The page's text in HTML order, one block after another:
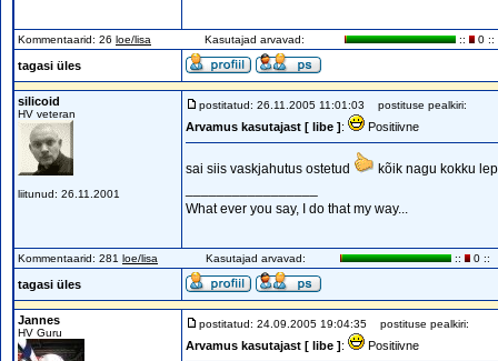
Kommentaarid: 26 loe/lisa Kasutajad arvavad: :: 0 ::
tagasi üles
silicoid
HV veteran
liitunud: 26.11.2001
postitatud: 26.11.2005 11:01:03 postituse pealkiri:
Arvamus kasutajast [ libe ]: Positiivne
sai siis vaskjahutus ostetud
kõik nagu kokku
What ever you say, I do that my way...
Kommentaarid: 281 loe/lisa Kasutajad arvavad: :: 0 ::
tagasi üles
Jannes
HV Guru
postitatud: 24.09.2005 19:04:35 postituse pealkiri:
Arvamus kasutajast [ libe ]: Positiivne